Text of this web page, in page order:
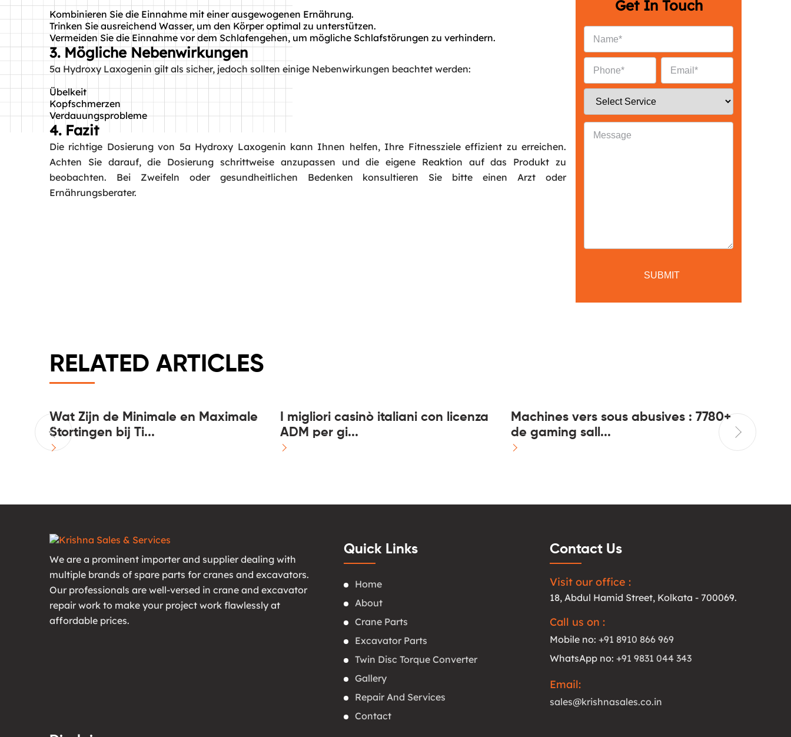
Request a CallBack
Name*
Kombinieren Sie die Einnahme mit einer ausgewogenen Ernährung.
Trinken Sie ausreichend Wasser, um den Körper optimal zu unterstützen.
Vermeiden Sie die Einnahme vor dem Schlafengehen, um mögliche Schlafstörungen zu verhindern.
3. Mögliche Nebenwirkungen
5a Hydroxy Laxogenin gilt als sicher, jedoch sollten einige Nebenwirkungen beachtet werden:
Übelkeit
Kopfschmerzen
Verdauungsprobleme
4. Fazit
Die richtige Dosierung von 5a Hydroxy Laxogenin kann Ihnen helfen, Ihre Fitnessziele effizient zu erreichen.
Achten Sie darauf, die Dosierung schrittweise anzupassen und die eigene Reaktion auf das Produkt zu
beobachten. Bei Zweifeln oder gesundheitlichen Bedenken konsultieren Sie bitte einen Arzt oder
Ernährungsberater.
Get In Touch
RELATED ARTICLES
Wat Zijn de Minimale en Maximale
Stortingen bij Ti...
I migliori casinò italiani con licenza
ADM per gi...
Machines vers sous abusives : 7780+
de gaming sall...
Site de
We are a prominent importer and supplier dealing with
multiple brands of spare parts for cranes and excavators.
Our professionals are well-versed in crane and excavator
repair work to make your project work flawlessly at
affordable prices.
Quick Links
Home
About
Crane Parts
Excavator Parts
Twin Disc Torque Converter
Gallery
Repair And Services
Contact
Contact Us
Visit our office :
18, Abdul Hamid Street, Kolkata - 700069.
Call us on :
Mobile no: +91 8910 866 969
WhatsApp no: +91 9831 044 343
Email:
sales@krishnasales.co.in